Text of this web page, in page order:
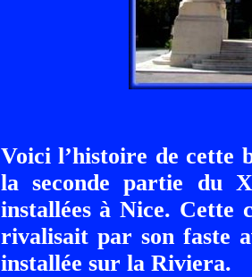
Voici l’histoire de cette
la seconde partie du
installées à Nice. Cette
rivalisait par son faste
installée sur la Riviera.